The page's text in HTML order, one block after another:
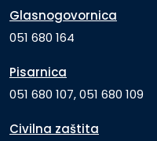
Glasnogovornica
051 680 164
Pisarnica
051 680 107, 051 680 109
Civilna zaštita